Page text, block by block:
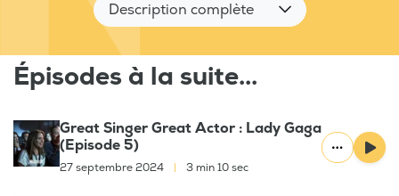
Description complète
Épisodes à la suite...
Great Singer Great Actor : Lady Gaga
(Episode 5)
27 septembre 2024 3 min 10 sec